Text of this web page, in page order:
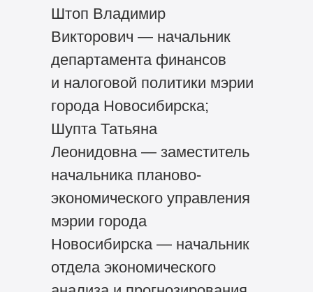
Штоп Владимир
Викторович — начальник
департамента финансов
и налоговой политики мэрии
города Новосибирска;
Шупта Татьяна
Леонидовна — заместитель
начальника планово-
экономического управления
мэрии города
Новосибирска — начальник
отдела экономического